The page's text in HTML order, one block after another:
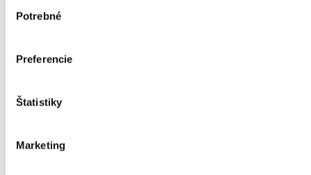
súhlasu
Potrebné
Preferencie
Štatistiky
Marketing
S
XL
Šírka hrudníka: 32 cm
Dĺžka výrobku: 56 cm